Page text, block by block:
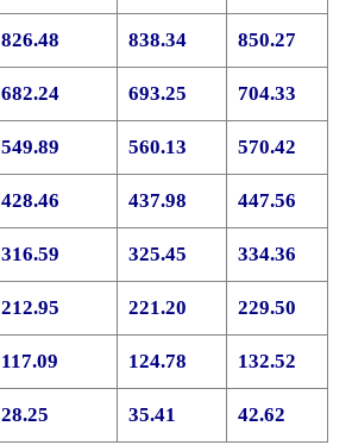
826.48 838.34 850.27
682.24 693.25 704.33
549.89 560.13 570.42
428.46 437.98 447.56
316.59 325.45 334.36
212.95 221.20 229.50
117.09 124.78 132.52
28.25 35.41 42.62